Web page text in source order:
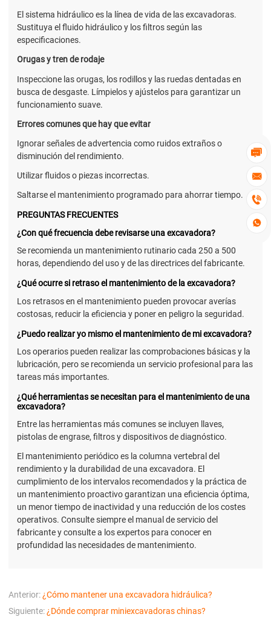




El sistema hidráulico es la línea de vida de las excavadoras.
Sustituya el fluido hidráulico y los filtros según las
especificaciones.
Orugas y tren de rodaje
Inspeccione las orugas, los rodillos y las ruedas dentadas en
busca de desgaste. Límpielos y ajústelos para garantizar un
funcionamiento suave.
Errores comunes que hay que evitar
Ignorar señales de advertencia como ruidos extraños o
disminución del rendimiento.
Utilizar fluidos o piezas incorrectas.
Saltarse el mantenimiento programado para ahorrar tiempo.
PREGUNTAS FRECUENTES
¿Con qué frecuencia debe revisarse una excavadora?
Se recomienda un mantenimiento rutinario cada 250 a 500
horas, dependiendo del uso y de las directrices del fabricante.
¿Qué ocurre si retraso el mantenimiento de la excavadora?
Los retrasos en el mantenimiento pueden provocar averías
costosas, reducir la eficiencia y poner en peligro la seguridad.
¿Puedo realizar yo mismo el mantenimiento de mi excavadora?
Los operarios pueden realizar las comprobaciones básicas y la
lubricación, pero se recomienda un servicio profesional para las
tareas más importantes.
¿Qué herramientas se necesitan para el mantenimiento de una
excavadora?
Entre las herramientas más comunes se incluyen llaves,
pistolas de engrase, filtros y dispositivos de diagnóstico.
El mantenimiento periódico es la columna vertebral del
rendimiento y la durabilidad de una excavadora. El
cumplimiento de los intervalos recomendados y la práctica de
un mantenimiento proactivo garantizan una eficiencia óptima,
un menor tiempo de inactividad y una reducción de los costes
operativos. Consulte siempre el manual de servicio del
fabricante y consulte a los expertos para conocer en
profundidad las necesidades de mantenimiento.
Anterior:¿Cómo mantener una excavadora hidráulica?
Siguiente:¿Dónde comprar miniexcavadoras chinas?